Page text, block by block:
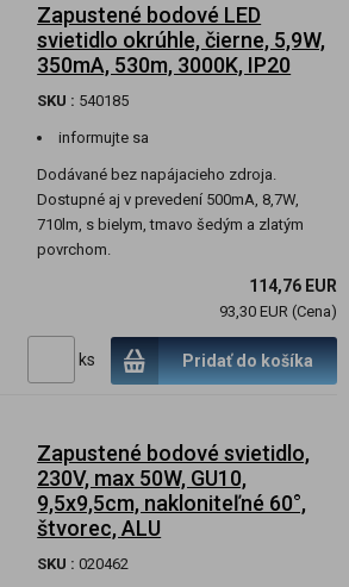
Zapustené bodové LED
svietidlo okrúhle, čierne, 5,9W,
350mA, 530m, 3000K, IP20
SKU : 540185
informujte sa
Dodávané bez napájacieho zdroja.
Dostupné aj v prevedení 500mA, 8,7W,
710lm, s bielym, tmavo šedým a zlatým
povrchom.
114,76 EUR
93,30 EUR (Cena)
ks Pridať do košíka
Zapustené bodové svietidlo,
230V, max 50W, GU10,
9,5x9,5cm, nakloniteľné 60°,
štvorec, ALU
SKU : 020462